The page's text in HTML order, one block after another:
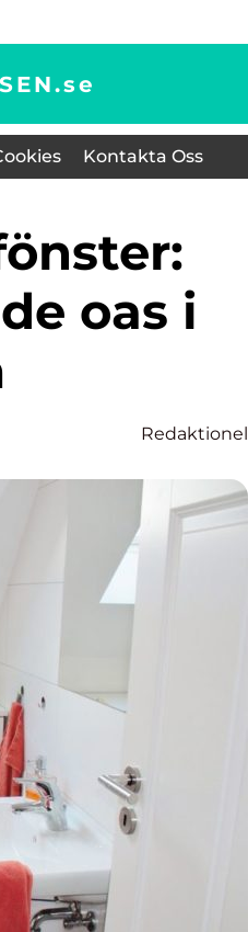
se
Kontakta Oss
oas i
Redaktionel